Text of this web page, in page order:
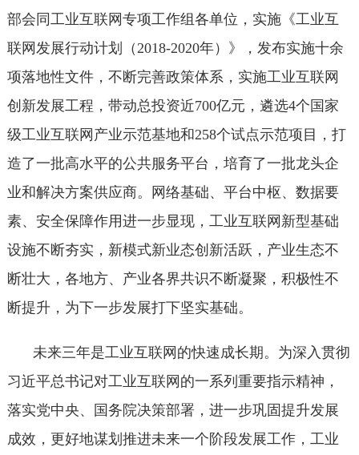
部会同工业互联网专项工作组各单位，实施《工业互
联网发展行动计划（2018-2020年）》，发布实施十余
项落地性文件，不断完善政策体系，实施工业互联网
创新发展工程，带动总投资近700亿元，遴选4个国家
级工业互联网产业示范基地和258个试点示范项目，打
造了一批高水平的公共服务平台，培育了一批龙头企
业和解决方案供应商。网络基础、平台中枢、数据要
素、安全保障作用进一步显现，工业互联网新型基础
设施不断夯实，新模式新业态创新活跃，产业生态不
断壮大，各地方、产业各界共识不断凝聚，积极性不
断提升，为下一步发展打下坚实基础。
未来三年是工业互联网的快速成长期。为深入贯彻
习近平总书记对工业互联网的一系列重要指示精神，
落实党中央、国务院决策部署，进一步巩固提升发展
成效，更好地谋划推进未来一个阶段发展工作，工业